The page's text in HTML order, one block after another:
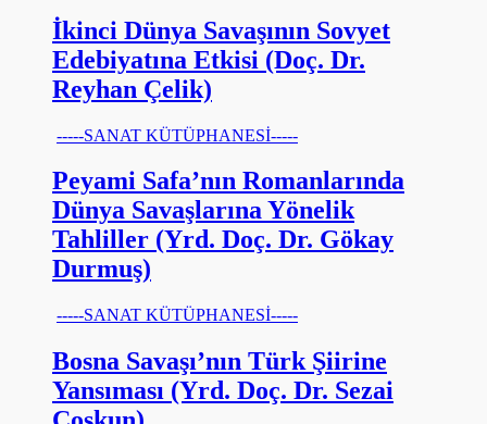
İkinci Dünya Savaşının Sovyet
Edebiyatına Etkisi (Doç. Dr.
Reyhan Çelik)
-----SANAT KÜTÜPHANESİ-----
Peyami Safa’nın Romanlarında
Dünya Savaşlarına Yönelik
Tahliller (Yrd. Doç. Dr. Gökay
Durmuş)
-----SANAT KÜTÜPHANESİ-----
Bosna Savaşı’nın Türk Şiirine
Yansıması (Yrd. Doç. Dr. Sezai